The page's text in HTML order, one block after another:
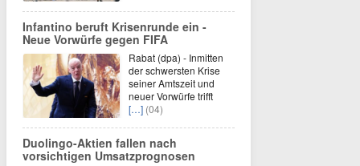
Infantino beruft Krisenrunde ein -
Neue Vorwürfe gegen FIFA
Rabat (dpa) - Inmitten
der schwersten Krise
seiner Amtszeit und
neuer Vorwürfe trifft
[…] (04)
Duolingo-Aktien fallen nach
vorsichtigen Umsatzprognosen